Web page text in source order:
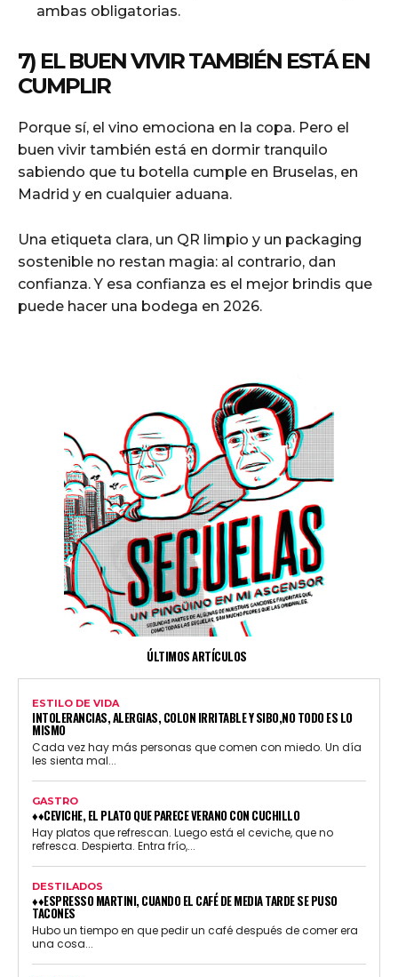
ambas obligatorias.
7) EL BUEN VIVIR TAMBIÉN ESTÁ EN
CUMPLIR
Porque sí, el vino emociona en la copa. Pero el
buen vivir también está en dormir tranquilo
sabiendo que tu botella cumple en Bruselas, en
Madrid y en cualquier aduana.
Una etiqueta clara, un QR limpio y un packaging
sostenible no restan magia: al contrario, dan
confianza. Y esa confianza es el mejor brindis que
puede hacer una bodega en 2026.
ÚLTIMOS ARTÍCULOS
ESTILO DE VIDA
INTOLERANCIAS, ALERGIAS, COLON IRRITABLE Y SIBO,NO TODO ES LO
MISMO
Cada vez hay más personas que comen con miedo. Un día
les sienta mal...
GASTRO
♦♦CEVICHE, EL PLATO QUE PARECE VERANO CON CUCHILLO
Hay platos que refrescan. Luego está el ceviche, que no
refresca. Despierta. Entra frío,...
DESTILADOS
♦♦ESPRESSO MARTINI, CUANDO EL CAFÉ DE MEDIA TARDE SE PUSO
TACONES
Hubo un tiempo en que pedir un café después de comer era
una cosa...